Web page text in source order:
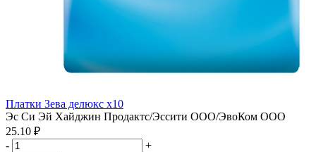
Платки Зева делюкс х10
Эс Си Эй Хайджин Продактс/Эссити ООО/ЭвоКом ООО
25.10 ₽
-
+